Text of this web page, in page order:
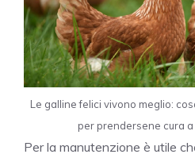
Le galline felici vivono meglio:
per prendersene cura
Per la manutenzione è utile